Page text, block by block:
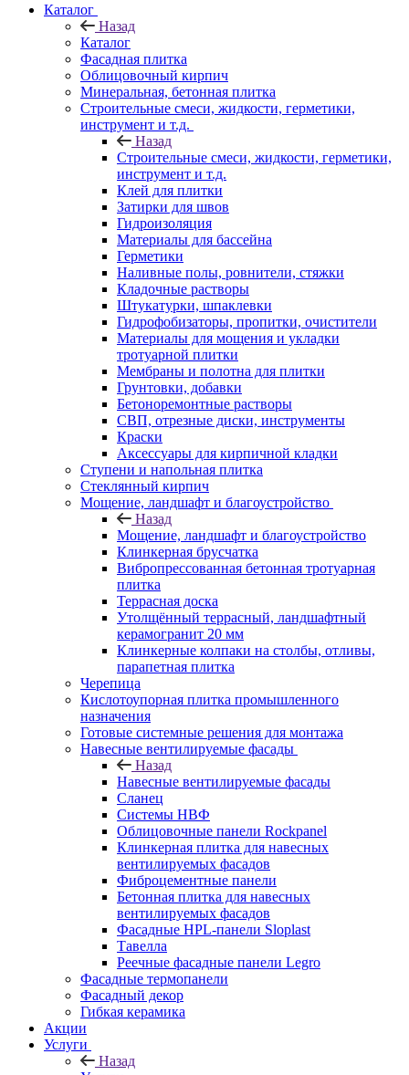
Каталог
Назад
Каталог
Фасадная плитка
Облицовочный кирпич
Минеральная, бетонная плитка
Строительные смеси, жидкости, герметики,
инструмент и т.д.
Назад
Строительные смеси, жидкости, герметики,
инструмент и т.д.
Клей для плитки
Затирки для швов
Гидроизоляция
Материалы для бассейна
Герметики
Наливные полы, ровнители, стяжки
Кладочные растворы
Штукатурки, шпаклевки
Гидрофобизаторы, пропитки, очистители
Материалы для мощения и укладки
тротуарной плитки
Мембраны и полотна для плитки
Грунтовки, добавки
Бетоноремонтные растворы
СВП, отрезные диски, инструменты
Краски
Аксессуары для кирпичной кладки
Ступени и напольная плитка
Cтеклянный кирпич
Мощение, ландшафт и благоустройство
Назад
Мощение, ландшафт и благоустройство
Клинкерная брусчатка
Вибропрессованная бетонная тротуарная
плитка
Террасная доска
Утолщённый террасный, ландшафтный
керамогранит 20 мм
Клинкерные колпаки на столбы, отливы,
парапетная плитка
Черепица
Кислотоупорная плитка промышленного
назначения
Готовые системные решения для монтажа
Навесные вентилируемые фасады
Назад
Навесные вентилируемые фасады
Сланец
Системы НВФ
Облицовочные панели Rockpanel
Клинкерная плитка для навесных
вентилируемых фасадов
Фиброцементные панели
Бетонная плитка для навесных
вентилируемых фасадов
Фасадные HPL-панели Sloplast
Тавелла
Реечные фасадные панели Legro
Фасадные термопанели
Фасадный декор
Гибкая керамика
Акции
Услуги
Назад